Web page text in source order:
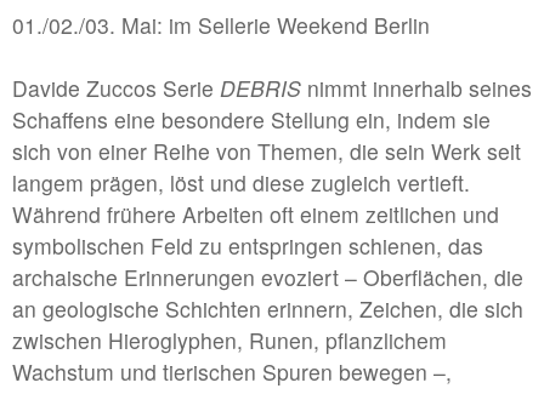
#2 | 2025 Christian Schiebe, Theresa Tuffner,
//related to fragment
#7 | 2024 Sofiia Yesakova
#6 | 2024 Philipp Röcker
#5 | 2024 Francisco Correia
#4 | 2024 Kay Lotte Pommer mit Lara Hampe
#3 | 2024 Linda Lach
01./02./03. Mai: im Sellerie Weekend Berlin
Davide Zuccos Serie DEBRIS nimmt innerhalb seines
Schaffens eine besondere Stellung ein, indem sie
sich von einer Reihe von Themen, die sein Werk seit
langem prägen, löst und diese zugleich vertieft.
Während frühere Arbeiten oft einem zeitlichen und
symbolischen Feld zu entspringen schienen, das
archaische Erinnerungen evoziert – Oberflächen, die
an geologische Schichten erinnern, Zeichen, die sich
zwischen Hieroglyphen, Runen, pflanzlichem
Wachstum und tierischen Spuren bewegen –,